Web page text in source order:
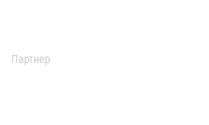
Партнер